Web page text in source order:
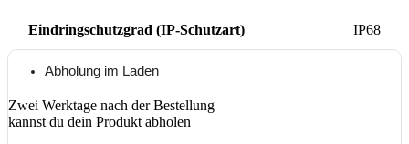
Eindringschutzgrad (IP-Schutzart) IP68
Abholung im Laden
Zwei Werktage nach der Bestellung
kannst du dein Produkt abholen